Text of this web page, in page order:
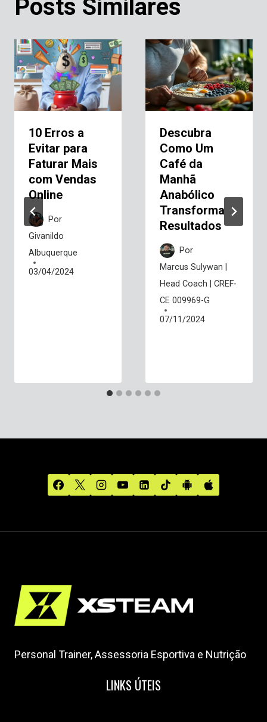
Posts Similares
10 Erros a
Evitar para
Faturar Mais
com Vendas
Online
Por
Givanildo
Albuquerque
03/04/2024
Descubra
Como Um
Café da
Manhã
Anabólico
Transforma
Resultados
Por
Marcus Sulywan |
Head Coach | CREF-
CE 009969-G
07/11/2024
Personal Trainer, Assessoria Esportiva e Nutrição
LINKS ÚTEIS